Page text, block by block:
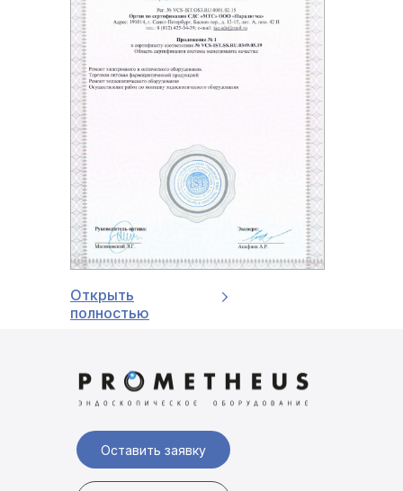
Открыть
полностью
Оставить заявку